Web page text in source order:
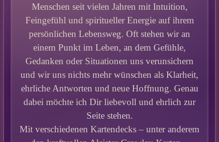
Menschen seit vielen Jahren mit Intuition,
Feingefühl und spiritueller Energie auf ihrem
persönlichen Lebensweg. Oft stehen wir an
einem Punkt im Leben, an dem Gefühle,
Gedanken oder Situationen uns verunsichern
und wir uns nichts mehr wünschen als Klarheit,
ehrliche Antworten und neue Hoffnung. Genau
dabei möchte ich Dir liebevoll und ehrlich zur
Seite stehen.
Mit verschiedenen Kartendecks – unter anderem